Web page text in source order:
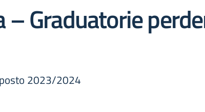
Graduatorie
2023/2024